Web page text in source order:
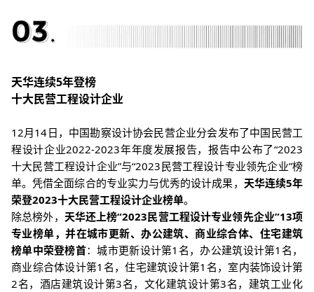
天华连续5年登榜
十大民营工程设计企业
12月14日，中国勘察设计协会民营企业分会发布了中国民营工
程设计企业2022-2023年年度发展报告，报告中公布了“2023
十大民营工程设计企业”与“2023民营工程设计专业领先企业”榜
单。凭借全面综合的专业实力与优秀的设计成果， 天华连续5年
荣登2023十大民营工程设计企业榜单。
除总榜外， 天华还上榜“2023民营工程设计专业领先企业”13项
专业榜单，并在城市更新、办公建筑、商业综合体、住宅建筑
榜单中荣登榜首：城市更新设计第1名，办公建筑设计第1名，
商业综合体设计第1名，住宅建筑设计第1名，室内装饰设计第
2名，酒店建筑设计第3名，文化建筑设计第3名，建筑工业化